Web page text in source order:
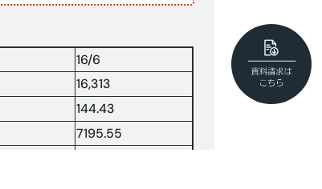
16/6
16,313
144.43
7195.55